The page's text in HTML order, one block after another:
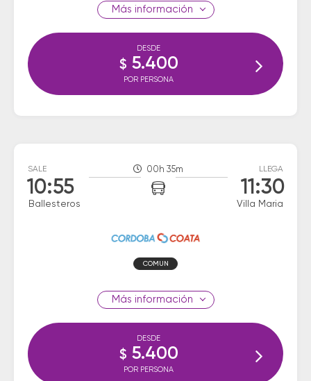
información
DESDE
$ 5.400
POR PERSONA
SALE
10:55
Ballesteros
00h 35m LLEGA
11:30
Villa Maria
COMUN
información
DESDE
$ 5.400
POR PERSONA